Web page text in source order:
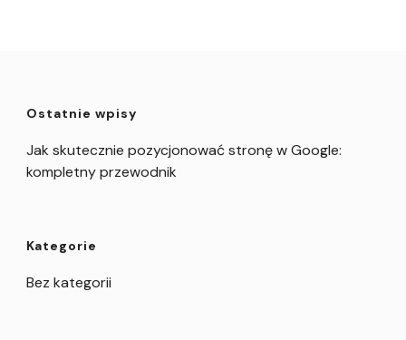
Ostatnie wpisy
Jak skutecznie pozycjonować stronę w Google:
kompletny przewodnik
Kategorie
Bez kategorii